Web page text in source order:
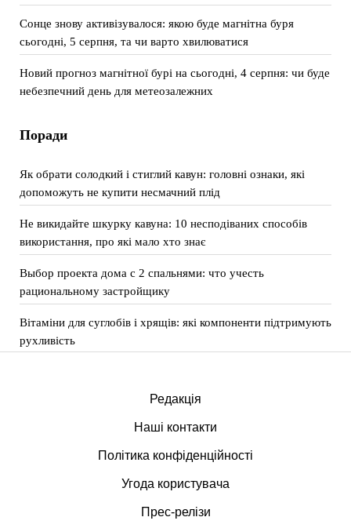
Сонце знову активізувалося: якою буде магнітна буря
сьогодні, 5 серпня, та чи варто хвилюватися
Новий прогноз магнітної бурі на сьогодні, 4 серпня: чи буде
небезпечний день для метеозалежних
Поради
Як обрати солодкий і стиглий кавун: головні ознаки, які
допоможуть не купити несмачний плід
Не викидайте шкурку кавуна: 10 несподіваних способів
використання, про які мало хто знає
Выбор проекта дома с 2 спальнями: что учесть
рациональному застройщику
Вітаміни для суглобів і хрящів: які компоненти підтримують
рухливість
Редакція
Наші контакти
Політика конфіденційності
Угода користувача
Прес-релізи